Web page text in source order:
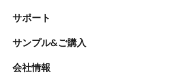
サポート
サンプル&ご購入
会社情報
ページセクションへ移動：